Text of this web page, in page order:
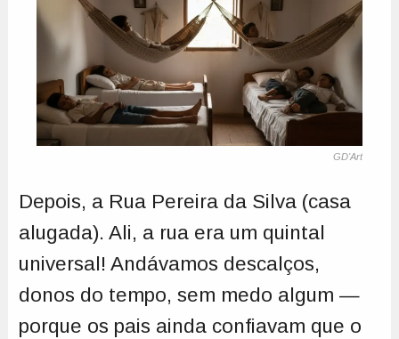
GD'Art
Depois, a Rua Pereira da Silva (casa
alugada). Ali, a rua era um quintal
universal! Andávamos descalços,
donos do tempo, sem medo algum —
porque os pais ainda confiavam que o